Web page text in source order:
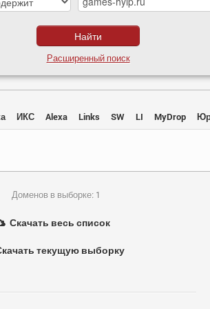
Расширенный поиск
ИКС Alexa Links SW LI MyDrop
Доменов в выборке: 1
Скачать весь список
текущую выборку